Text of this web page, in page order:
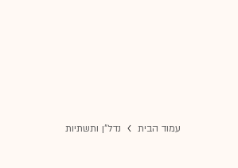
עמוד הבית נדל"ן ותשתיות